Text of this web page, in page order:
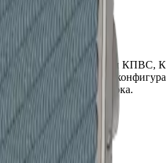
калориферам серии
пучка, шагом и
воздушного потока.